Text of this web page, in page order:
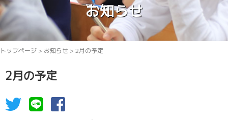
お知らせ
トップページ > お知らせ > 2月の予定
2月の予定